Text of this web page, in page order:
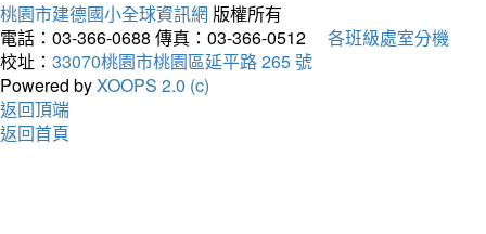
桃園市建德國小全球資訊網 版權所有
電話：03-366-0688 傳真：03-366-0512
各班級處室分機
校址： 33070桃園市桃園區延平路 265 號
Powered byXOOPS 2.0 (c)
返回頂端
返回首頁